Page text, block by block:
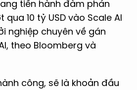
tiến hành đàm phán
10 tỷ USD vào Scale AI
nghiệp chuyên về gán
theo Bloomberg và
công, sẽ là khoản đầu